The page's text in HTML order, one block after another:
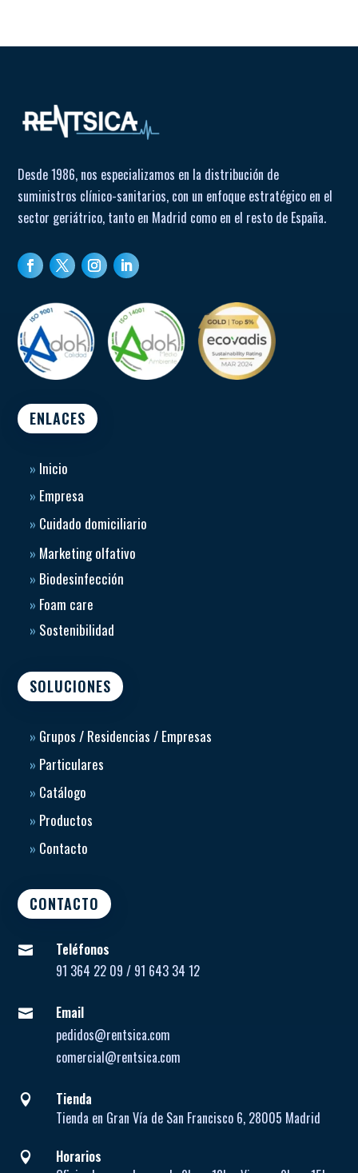
Desde 1986, nos especializamos en la distribución de
suministros clínico-sanitarios, con un enfoque estratégico en el
sector geriátrico, tanto en Madrid como en el resto de España.
ENLACES
» Inicio
» Empresa
» Cuidado domiciliario
» Marketing olfativo
» Biodesinfección
» Foam care
» Sostenibilidad
SOLUCIONES
» Grupos / Residencias / Empresas
» Particulares
» Catálogo
» Productos
» Contacto
CONTACTO

Teléfonos
91 364 22 09 / 91 643 34 12

Email
pedidos@rentsica.com
comercial@rentsica.com

Tienda
Tienda en Gran Vía de San Francisco 6, 28005 Madrid

Horarios